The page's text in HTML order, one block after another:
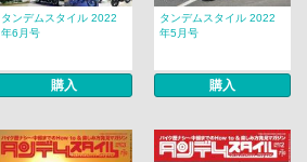
タンデムスタイル 2022
年6月号
購入
タンデムスタイル 2022
年5月号
購入